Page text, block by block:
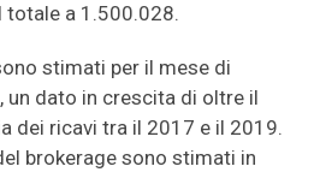
totale a 1.500.028.
stimati per il mese di
un dato in crescita di oltre il
dei ricavi tra il 2017 e il 2019.
brokerage sono stimati in